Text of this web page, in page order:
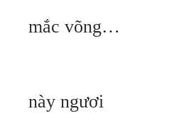
mắc võng…
này ngươi